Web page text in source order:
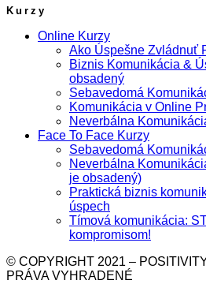
Kurzy
Online Kurzy
Ako Úspešne Zvládnuť
Biznis Komunikácia &
obsadený
Sebavedomá
Komunikácia v Online
Neverbálna
Face To Face Kurzy
Sebavedomá
Neverbálna
je obsadený)
Praktická biznis
úspech
Tímová komunikácia:
kompromisom!
© COPYRIGHT 2021 –
PRÁVA VYHRADENÉ